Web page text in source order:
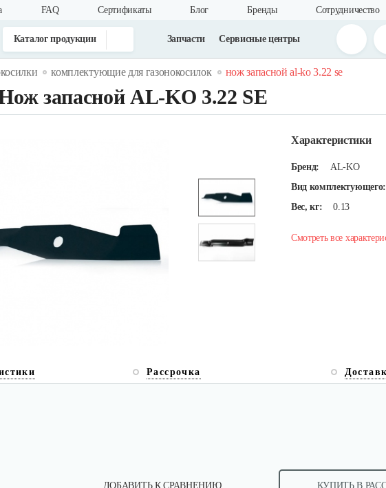
FAQ Cертификаты Блог Бренды Сотрудничество
Каталог продукции Запчасти Сервисные центры
комплектующие для газонокосилок нож запасной al-ko 3.22 se
запасной AL-KO 3.22 SE
Характеристики
Бренд:
AL-KO
Вид комплектующего:
Вес, кг:
0.13
Смотреть все
Рассрочка
ДОБАВИТЬ К СРАВНЕНИЮ КУПИТЬ В 124